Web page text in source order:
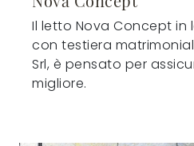
Il letto Nova Concept in
con testiera
Srl, è pensato per
migliore.